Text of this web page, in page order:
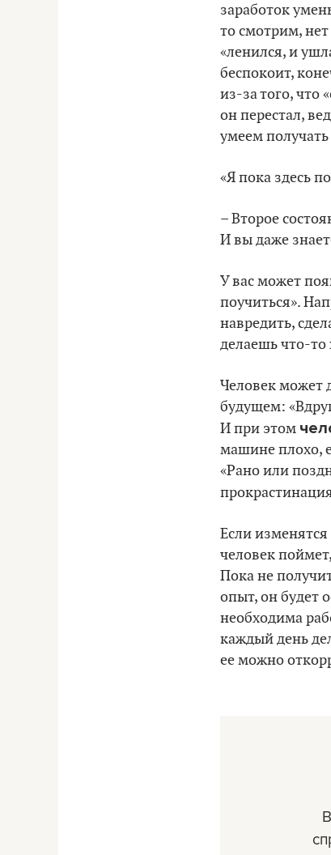
заработок
то смотрим, нет
«ленился, и
беспокоит,
из-за того, что
он перестал,
умеем получать
«Я пока здесь
– Второе
И вы даже
У вас может
поучиться».
навредить,
делаешь что-
Человек может
будущем:
И при этом
машине плохо,
«Рано или
Если изменятся
человек
Пока не
опыт, он будет
необходима
каждый день
ее можно